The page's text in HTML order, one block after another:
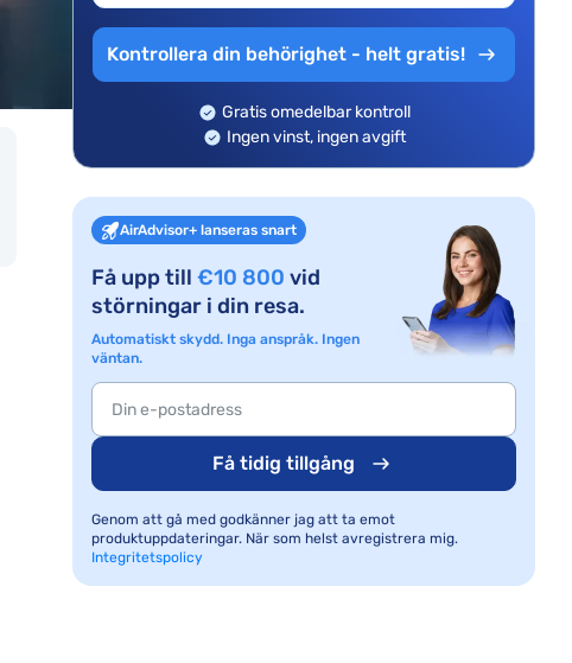
Kontrollera din behörighet - helt gratis!
Gratis omedelbar kontroll
Ingen vinst, ingen avgift
AirAdvisor+ lanseras snart
Få upp till €10 800 vid
störningar i din resa.
Automatiskt skydd. Inga anspråk. Ingen
väntan.
Få tidig tillgång
Genom att gå med godkänner jag att ta emot
produktuppdateringar. När som helst avregistrera mig.
Integritetspolicy